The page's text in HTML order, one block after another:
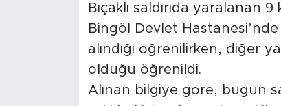
Bıçaklı saldırıda yaralanan
Bingöl Devlet
alındığı öğrenilirken, diğer
olduğu öğrenildi.
Alınan bilgiye göre, bugün
Bingöl Kaza Haberleri